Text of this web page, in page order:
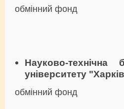
обмінний фонд
Науково-технічна
університету
обмінний фонд